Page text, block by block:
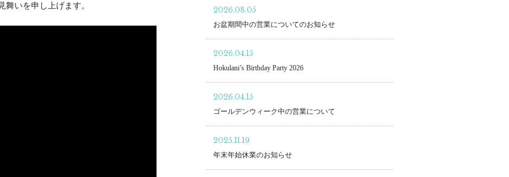
いを申し上げます。
2026.08.05
お盆期間中の営業についてのお知らせ
2026.04.15
Hokulani’s Birthday Party 2026
2026.04.15
ゴールデンウィーク中の営業について
2025.11.19
年末年始休業のお知らせ